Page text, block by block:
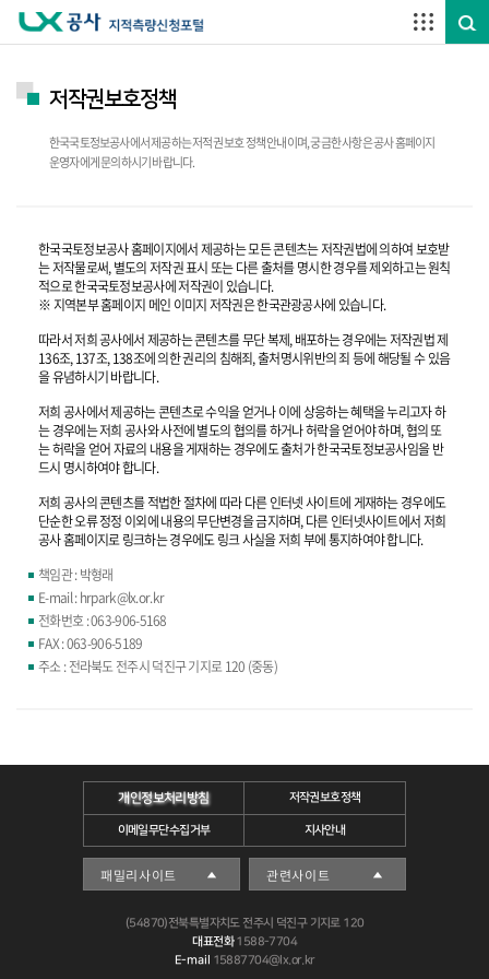
저작권보호정책
한국국토정보공사에서 제공하는 저적권 보호 정책 안내이며, 궁금한 사항은 공사 홈페이지
운영자에게 문의하시기 바랍니다.
한국국토정보공사 홈페이지에서 제공하는 모든 콘텐츠는 저작권법에 의하여 보호받
는 저작물로써, 별도의 저작권 표시 또는 다른 출처를 명시한 경우를 제외하고는 원칙
적으로 한국국토정보공사에 저작권이 있습니다.
※ 지역본부 홈페이지 메인 이미지 저작권은 한국관광공사에 있습니다.
따라서 저희 공사에서 제공하는 콘텐츠를 무단 복제, 배포하는 경우에는 저작권법 제
136조, 137조, 138조에 의한 권리의 침해죄, 출처명시위반의 죄 등에 해당될 수 있음
을 유념하시기 바랍니다.
저희 공사에서 제공하는 콘텐츠로 수익을 얻거나 이에 상응하는 혜택을 누리고자 하
는 경우에는 저희 공사와 사전에 별도의 협의를 하거나 허락을 얻어야 하며, 협의 또
는 허락을 얻어 자료의 내용을 게재하는 경우에도 출처가 한국국토정보공사임을 반
드시 명시하여야 합니다.
저희 공사의 콘텐츠를 적법한 절차에 따라 다른 인터넷 사이트에 게재하는 경우에도
단순한 오류 정정 이외에 내용의 무단변경을 금지하며, 다른 인터넷사이트에서 저희
공사 홈페이지로 링크하는 경우에도 링크 사실을 저희 부에 통지하여야 합니다.
책임관 : 박형래
E-mail : hrpark@lx.or.kr
전화번호 : 063-906-5168
FAX : 063-906-5189
주소 : 전라북도 전주시 덕진구 기지로 120 (중동)
개인정보처리방침 저작권보호정책
이메일무단수집거부 지사안내
(54870)전북특별자치도 전주시 덕진구 기지로 120
대표전화1588-7704
E-mail 15887704@lx.or.kr